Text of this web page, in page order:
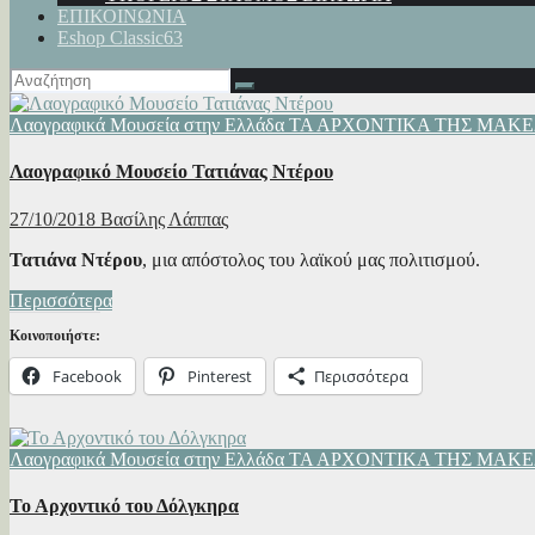
ΕΠΙΚΟΙΝΩΝΙΑ
Eshop Classic63
Λαογραφικά Μουσεία στην Ελλάδα ΤΑ ΑΡΧΟΝΤΙΚΑ ΤΗΣ
Λαογραφικό Μουσείο Τατιάνας Ντέρου
27/10/2018 Βασίλης Λάππας
Τατιάνα Ντέρου, μια απόστολος του λαϊκού μας πολιτισμού.
Περισσότερα
Κοινοποιήστε:
Facebook Pinterest Περισσότερα
Λαογραφικά Μουσεία στην Ελλάδα ΤΑ ΑΡΧΟΝΤΙΚΑ ΤΗΣ
Το Αρχοντικό του Δόλγκηρα